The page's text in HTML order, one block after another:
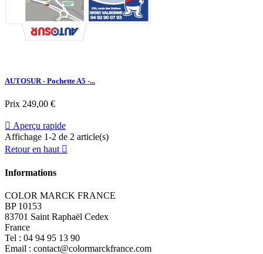
AUTOSUR - Pochette A5 -...
Prix 249,00 €
 Aperçu rapide
Affichage 1-2 de 2 article(s)
Retour en haut 
Informations
COLOR MARCK FRANCE
BP 10153
83701 Saint Raphaël Cedex
France
Tel : 04 94 95 13 90
Email : contact@colormarckfrance.com